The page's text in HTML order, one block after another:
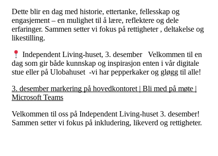
Dette blir en dag med historie, ettertanke, fellesskap og
engasjement – en mulighet til å lære, reflektere og dele
erfaringer. Sammen setter vi fokus på rettigheter , deltakelse og
likestilling.
Independent Living-huset, 3. desemberVelkommen til en
dag som gir både kunnskap og inspirasjon enten i vår digitale
stue eller på Ulobahuset -vi har pepperkaker og gløgg til alle!
3. desember markering på hovedkontoret | Bli med på møte |
Microsoft Teams
Velkommen til oss på Independent Living-huset 3. desember!
Sammen setter vi fokus på inkludering, likeverd og rettigheter.